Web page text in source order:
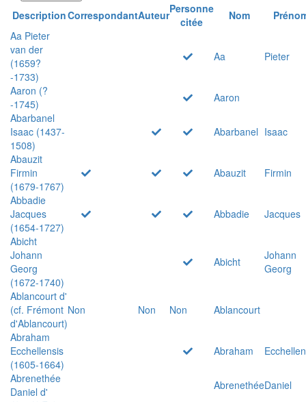
DescriptionCorrespondantAuteurPersonne
citée
Nom
Aa Pieter
van der
(1659?
-1733)
Aa Pieter
Aaron (?
-1745)
Aaron
Abarbanel
Isaac (1437-
1508)
Abarbanel Isaac
Abauzit
Firmin
(1679-1767)
Abauzit
Firmin
Abbadie
Jacques
(1654-1727)
Abbadie
Jacques
Abicht
Johann
Georg
(1672-1740)
Abicht
Johann
Georg
Ablancourt d'
(cf. Frémont
d'Ablancourt)
Non Non Non
Ablancourt
Abraham
Ecchellensis
(1605-1664)
Abraham
Abrenethée
Daniel d'
AbrenethéeDaniel